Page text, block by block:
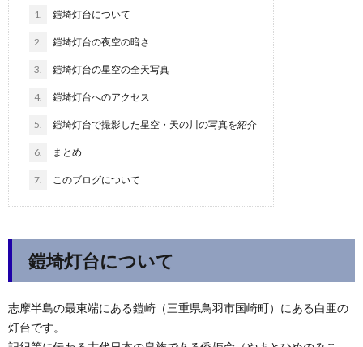
1. 鎧埼灯台について
2. 鎧埼灯台の夜空の暗さ
3. 鎧埼灯台の星空の全天写真
4. 鎧埼灯台へのアクセス
5. 鎧埼灯台で撮影した星空・天の川の写真を紹介
6. まとめ
7. このブログについて
鎧埼灯台について
志摩半島の最東端にある鎧崎（三重県鳥羽市国崎町）にある白亜の
灯台です。